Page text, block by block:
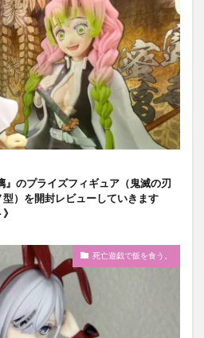
』のプライズフィギュア（鬼滅の刃
）を開封レビューしていきます
死亡遊戯で飯を食う。